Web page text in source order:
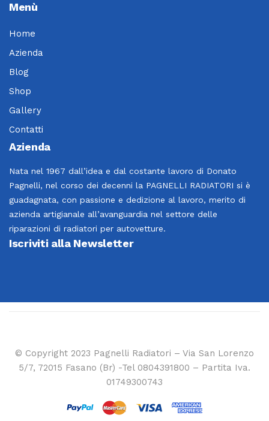
Menù
Home
Azienda
Blog
Shop
Gallery
Contatti
Azienda
Nata nel 1967 dall’idea e dal costante lavoro di Donato
Pagnelli, nel corso dei decenni la PAGNELLI RADIATORI si è
guadagnata, con passione e dedizione al lavoro, merito di
azienda artigianale all’avanguardia nel settore delle
riparazioni di radiatori per autovetture.
Iscriviti alla Newsletter
© Copyright 2023 Pagnelli Radiatori – Via San Lorenzo
5/7, 72015 Fasano (Br) -Tel 0804391800 – Partita Iva.
01749300743